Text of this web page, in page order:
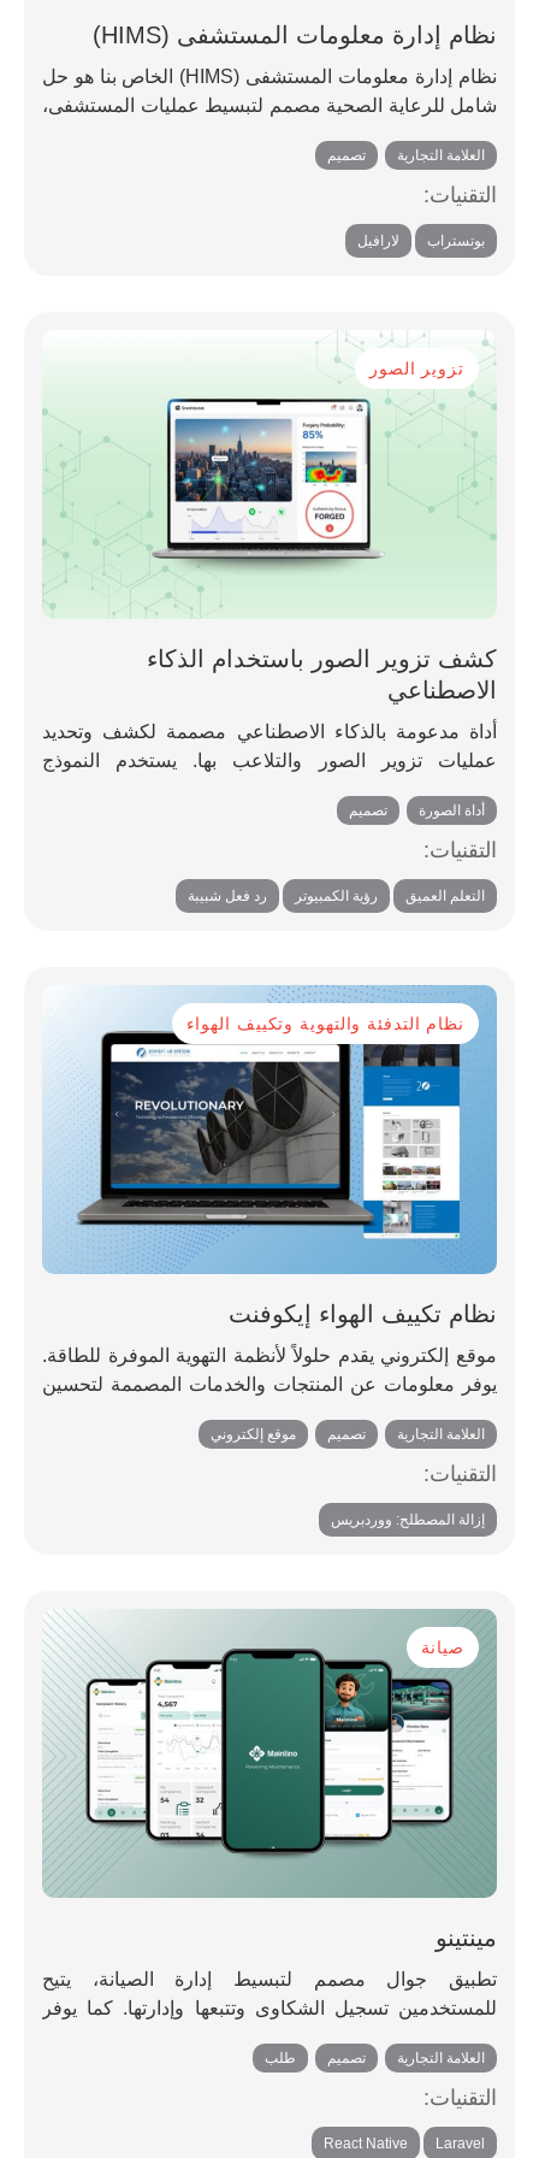
نظام إدارة معلومات المستشفى (HIMS)
نظام إدارة معلومات المستشفى (HIMS) الخاص بنا هو حل
شامل للرعاية الصحية مصمم لتبسيط عمليات المستشفى،
العلامة التجارية تصميم
التقنيات:
بوتستراب لارافيل
تزوير الصور
كشف تزوير الصور باستخدام الذكاء
الاصطناعي
أداة مدعومة بالذكاء الاصطناعي مصممة لكشف وتحديد
عمليات تزوير الصور والتلاعب بها. يستخدم النموذج
الوصفية، والتناقضات على مستوى البكسل، وعوامل
رئيسية أخرى للتمييز بين الصور الأصلية والمعدلة، مما
يضمن سلامة المحتوى الرقمي وأصالته.
أداة الصورة تصميم
التقنيات:
التعلم العميق رؤية الكمبيوتر رد فعل شبيبة
نظام التدفئة والتهوية وتكييف الهواء
نظام تكييف الهواء إيكوفنت
موقع إلكتروني يقدم حلولاً لأنظمة التهوية الموفرة للطاقة.
يوفر معلومات عن المنتجات والخدمات المصممة لتحسين
العلامة التجارية تصميم موقع إلكتروني
التقنيات:
إزالة المصطلح: ووردبريس
صيانة
مينتينو
تطبيق جوال مصمم لتبسيط إدارة الصيانة، يتيح
للمستخدمين تسجيل الشكاوى وتتبعها وإدارتها. كما يوفر
الجارية.
العلامة التجارية تصميم طلب
التقنيات:
Laravel
React Native